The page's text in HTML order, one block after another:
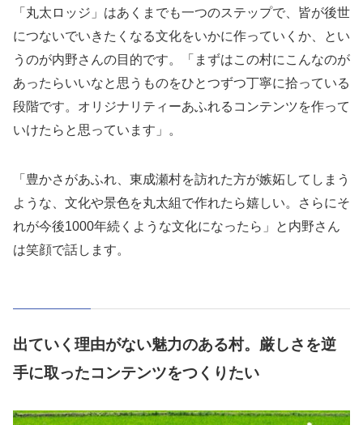
「丸太ロッジ」はあくまでも一つのステップで、皆が後世
につないでいきたくなる文化をいかに作っていくか、とい
うのが内野さんの目的です。「まずはこの村にこんなのが
あったらいいなと思うものをひとつずつ丁寧に拾っている
段階です。オリジナリティーあふれるコンテンツを作って
いけたらと思っています」。
「豊かさがあふれ、東成瀬村を訪れた方が嫉妬してしまう
ような、文化や景色を丸太組で作れたら嬉しい。さらにそ
れが今後1000年続くような文化になったら」と内野さん
は笑顔で話します。
出ていく理由がない魅力のある村。厳しさを逆
手に取ったコンテンツをつくりたい